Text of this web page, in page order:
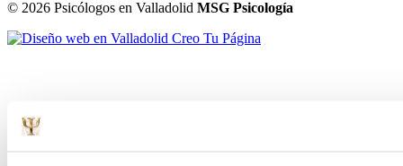
© 2026 Psicólogos en Valladolid MSG Psicología